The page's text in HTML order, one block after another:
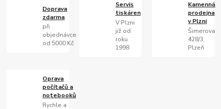
Doprava
zdarma
při
objednávce
od 5000 Kč
Servis
tiskáren
V Plzni
již od
roku
1998
Kamenná
prodejna
v Plzni
Šimerova
428/3,
Plzeň
Oprava
počítačů a
notebooků
Rychle a